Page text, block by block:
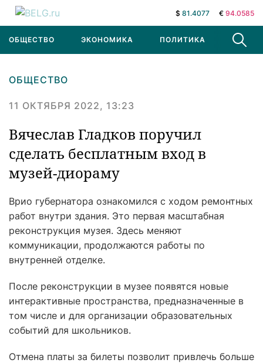
$ 81.4077 € 94.0585
ОБЩЕСТВО ЭКОНОМИКА ПОЛИТИКА В МИРЕ
ОБЩЕСТВО
11 ОКТЯБРЯ 2022, 13:23
Вячеслав Гладков поручил
сделать бесплатным вход в
музей-диораму
Врио губернатора ознакомился с ходом ремонтных
работ внутри здания. Это первая масштабная
реконструкция музея. Здесь меняют
коммуникации, продолжаются работы по
внутренней отделке.
После реконструкции в музее появятся новые
интерактивные пространства, предназначенные в
том числе и для организации образовательных
событий для школьников.
Отмена платы за билеты позволит привлечь больше